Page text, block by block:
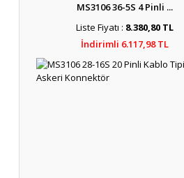
MS3106 36-5S 4 Pinli ...
Liste Fiyatı : 8.380,80 TL
İndirimli 6.117,98 TL